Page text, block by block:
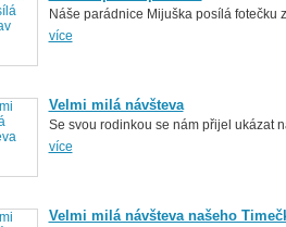
Náše parádnice Mijuška posílá fotečku
více
Velmi milá návšteva
Se svou rodinkou se nám přijel ukázat
více
Velmi milá návšteva našeho